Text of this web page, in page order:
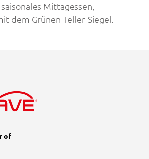
Mittagessen,
dem Grünen-Teller-Siegel.
of